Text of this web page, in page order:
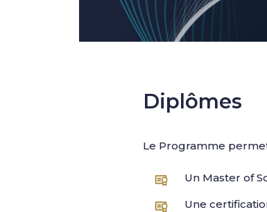
Diplômes
Le Programme
Un Master of
Une